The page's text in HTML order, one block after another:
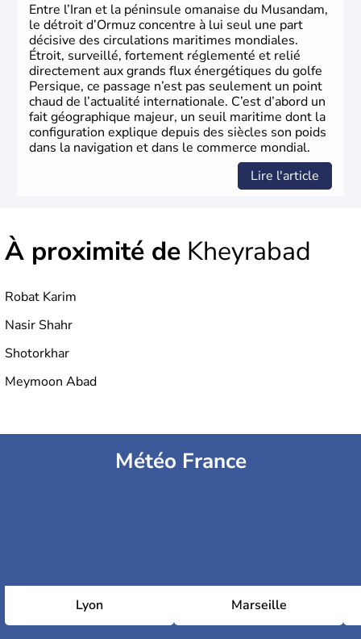
Entre l’Iran et la péninsule omanaise du Musandam,
le détroit d’Ormuz concentre à lui seul une part
décisive des circulations maritimes mondiales.
Étroit, surveillé, fortement réglementé et relié
directement aux grands flux énergétiques du golfe
Persique, ce passage n’est pas seulement un point
chaud de l’actualité internationale. C’est d’abord un
fait géographique majeur, un seuil maritime dont la
configuration explique depuis des siècles son poids
dans la navigation et dans le commerce mondial.
Lire l'article
À proximité de Kheyrabad
Robat Karim
Nasir Shahr
Shotorkhar
Meymoon Abad
Météo France
Lyon Marseille